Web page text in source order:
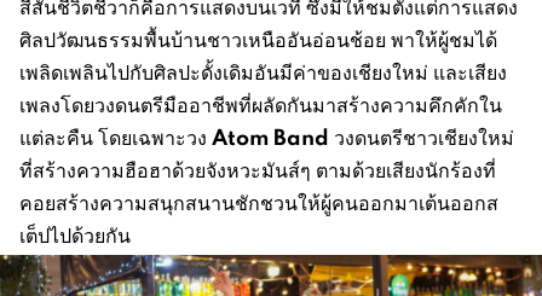
สีสันชีวิตชีวาก็คือการแสดงบนเวที ซึ่งมีให้ชมตั้งแต่การแสดง
ศิลปวัฒนธรรมพื้นบ้านชาวเหนืออันอ่อนช้อย พาให้ผู้ชมได้
เพลิดเพลินไปกับศิลปะดั้งเดิมอันมีค่าของเชียงใหม่ และเสียง
เพลงโดยวงดนตรีมืออาชีพที่ผลัดกันมาสร้างความคึกคักใน
แต่ละคืน โดยเฉพาะวง Atom Band วงดนตรีชาวเชียงใหม่
ที่สร้างความฮือฮาด้วยจังหวะมันส์ๆ ตามด้วยเสียงนักร้องที่
คอยสร้างความสนุกสนานชักชวนให้ผู้คนออกมาเต้นออกส
เต็ปไปด้วยกัน